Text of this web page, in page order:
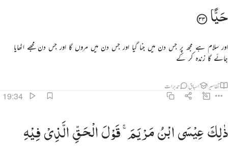
حَیًّا
اور سلام ہے مجھ پر جس دن میں جنا گیا اور جس دن میں مروں گا اور جس دن مجھے اٹھایا
جائے گا زندہ کر کے
تفاسیر اسباق تدبرات
19:34
ذَٰلِكَ عِيسَى ٱبْنُ مَرْيَمَ ۚ قَوْلَ ٱلْحَقِّ ٱلَّذِى فِيهِ يَمْتَرُونَ ٣٤
ذٰلِكَعِیْسَیابْنُمَرْیَمَ ۚ قَوْلَالْحَقِّالَّذِیْفِیْهِ